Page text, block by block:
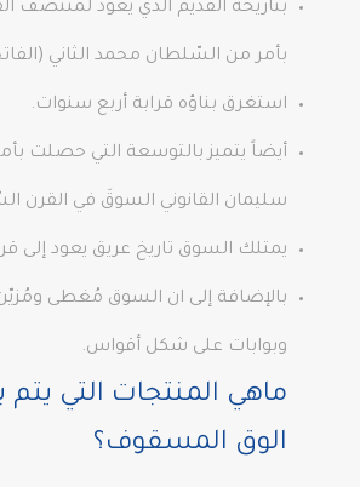
بتاريخه القديم الذي يعود لمنتصف
بأمر من السّلطان محمد الثاني (الفاتح)
استغرق بناؤه قرابة أربع سنوات.
أيضاً يتميز بالتوسعة التي حصلت
سليمان القانوني السوقَ في القرن
يمتلك السوق تاريخ عريق يعود إلى
بالإضافة إلى ان السوق مُغطى
وبوابات على شكل أقواس.
ماهي المنتجات التي يتم
الوق المسقوف؟